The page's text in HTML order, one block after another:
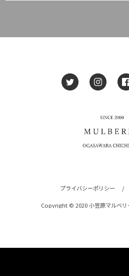
プライバシーポリシー /
Copyright © 2020 小笠原マルベリ